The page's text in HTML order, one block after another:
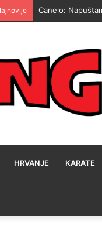
Frank Warren za
HRVANJE KARATE